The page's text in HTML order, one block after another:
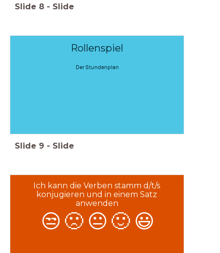
Slide 8 - Slide
Rollenspiel
Der Stundenplan
Slide 9 - Slide
Ich kann die Verben stamm d/t/s
konjugieren und in einem Satz
anwenden
😒 🙁 😐 🙂 😃